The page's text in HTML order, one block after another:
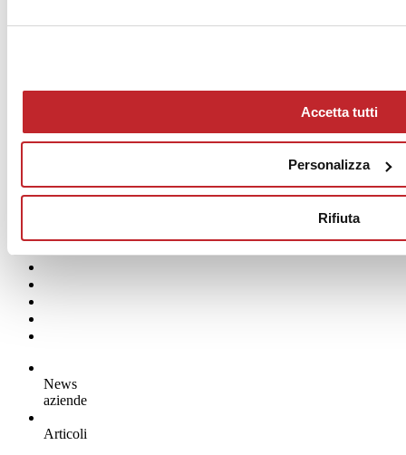
Accetta tutti
Personalizza
Rifiuta
Copenhagen
News
aziende
Articoli